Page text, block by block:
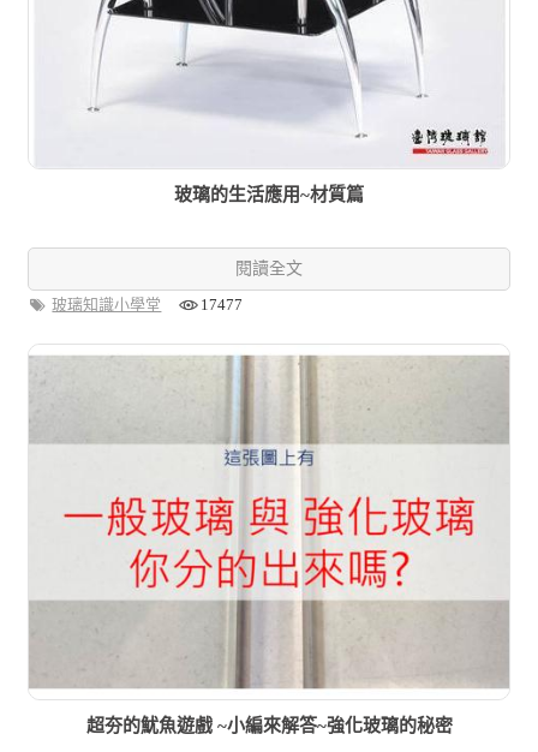
玻璃的生活應用~材質篇
閱讀全文
玻璃知識小學堂
17477
超夯的魷魚遊戲 ~小編來解答~強化玻璃的秘密